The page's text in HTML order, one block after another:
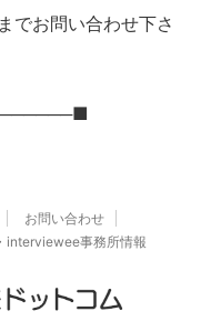
でお問い合わせ下さ
お問い合わせ
interviewee事務所情報